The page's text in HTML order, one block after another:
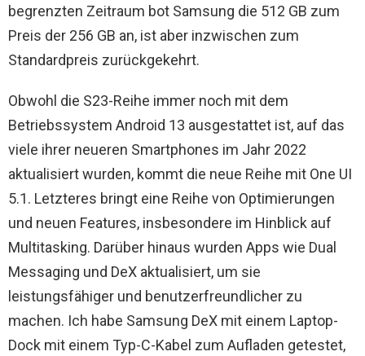
begrenzten Zeitraum bot Samsung die 512 GB zum
Preis der 256 GB an, ist aber inzwischen zum
Standardpreis zurückgekehrt.
Obwohl die S23-Reihe immer noch mit dem
Betriebssystem Android 13 ausgestattet ist, auf das
viele ihrer neueren Smartphones im Jahr 2022
aktualisiert wurden, kommt die neue Reihe mit One UI
5.1. Letzteres bringt eine Reihe von Optimierungen
und neuen Features, insbesondere im Hinblick auf
Multitasking. Darüber hinaus wurden Apps wie Dual
Messaging und DeX aktualisiert, um sie
leistungsfähiger und benutzerfreundlicher zu
machen. Ich habe Samsung DeX mit einem Laptop-
Dock mit einem Typ-C-Kabel zum Aufladen getestet,